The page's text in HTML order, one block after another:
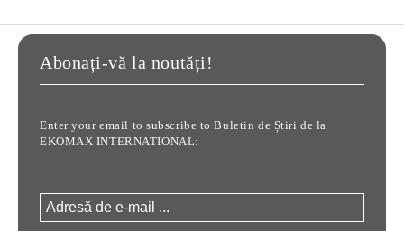
Abonați-vă la noutăți!
Enter your email to subscribe to Buletin de Știri de la
EKOMAX INTERNATIONAL: